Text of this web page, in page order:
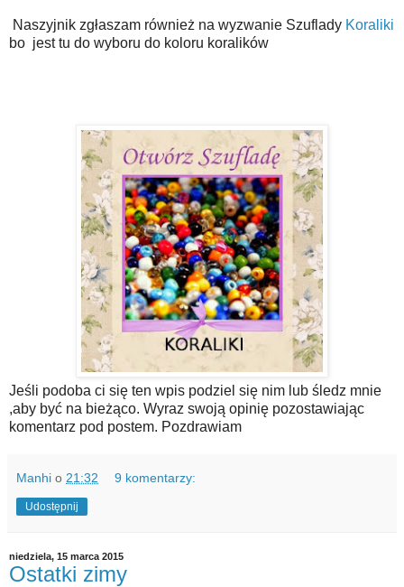
Naszyjnik zgłaszam również na wyzwanie Szuflady Koraliki
bo jest tu do wyboru do koloru koralików
Jeśli podoba ci się ten wpis podziel się nim lub śledz mnie
,aby być na bieżąco. Wyraz swoją opinię pozostawiając
komentarz pod postem. Pozdrawiam
Manhi o 21:32 9 komentarzy:
Udostępnij
niedziela, 15 marca 2015
Ostatki zimy